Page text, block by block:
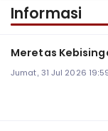
Informasi
Meretas
Jumat, 31 Jul 2026